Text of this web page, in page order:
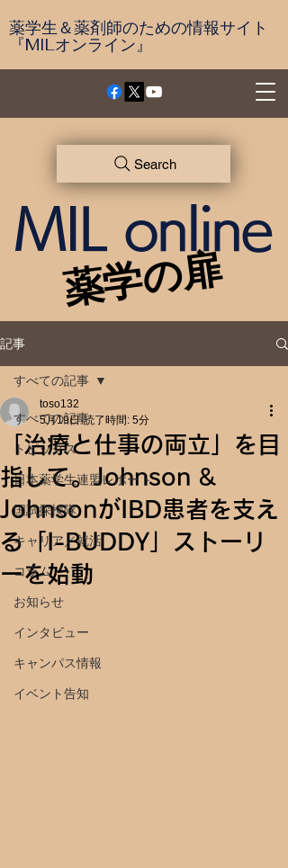
薬学生＆薬剤師のための情報サイト
『MILオンライン』
薬学の扉
薬学の扉
MIL online
Search
記事
すべての記事
トピックス
日本薬学生連盟レポート
国試探検隊
キャリア／就活
コラム
お知らせ
インタビュー
キャンパス情報
イベント告知
すべての記事
「治療と仕事の両立」を目
指して。Johnson &
JohnsonがIBD患者を支え
る「I-BUDDY」ストーリ
ーを始動
toso132
5月19日 読了時間: 5分